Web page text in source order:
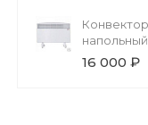
16 000 ₽